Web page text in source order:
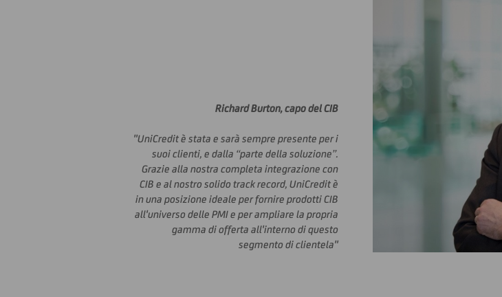
Richard Burton, capo del CIB
"UniCredit è stata e sarà sempre presente per i
suoi clienti, e dalla “parte della soluzione”.
Grazie alla nostra completa integrazione con
CIB e al nostro solido track record, UniCredit è
in una posizione ideale per fornire prodotti CIB
all'universo delle PMI e per ampliare la propria
gamma di offerta all'interno di questo
segmento di clientela"